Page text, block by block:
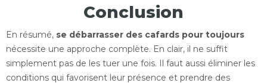
Conclusion
En résumé, se débarrasser des cafards pour toujours
nécessite une approche complète. En clair, il ne suffit
simplement pas de les tuer une fois. Il faut aussi éliminer les
conditions qui favorisent leur présence et prendre des